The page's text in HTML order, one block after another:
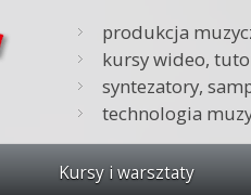
produkcja
kursy wideo,
syntezatory,
technologia
Kursy i warsztaty